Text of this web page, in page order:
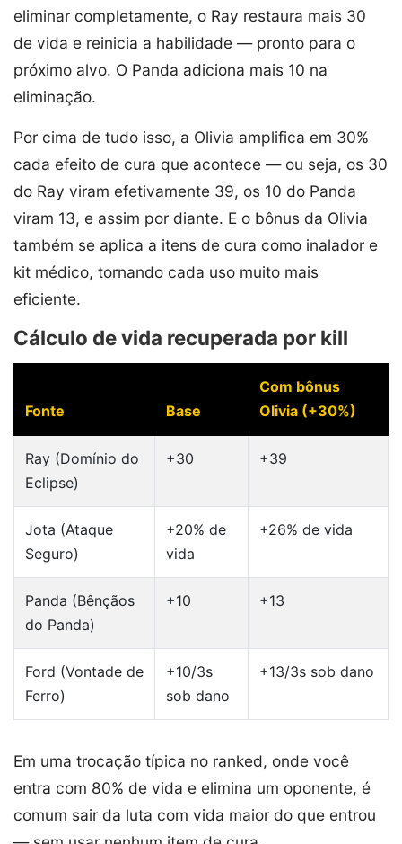
eliminar completamente, o Ray restaura mais 30
de vida e reinicia a habilidade — pronto para o
próximo alvo. O Panda adiciona mais 10 na
eliminação.
Por cima de tudo isso, a Olivia amplifica em 30%
cada efeito de cura que acontece — ou seja, os 30
do Ray viram efetivamente 39, os 10 do Panda
viram 13, e assim por diante. E o bônus da Olivia
também se aplica a itens de cura como inalador e
kit médico, tornando cada uso muito mais
eficiente.
Cálculo de vida recuperada por kill
Fonte Base
Com bônus
Olivia (+30%)
Ray (Domínio do
Eclipse)
+30 +39
Jota (Ataque
Seguro)
+20% de
vida
+26% de vida
Panda (Bênçãos
do Panda)
+10 +13
Ford (Vontade de
Ferro)
+10/3s
sob dano
+13/3s sob dano
Em uma trocação típica no ranked, onde você
entra com 80% de vida e elimina um oponente, é
comum sair da luta com vida maior do que entrou